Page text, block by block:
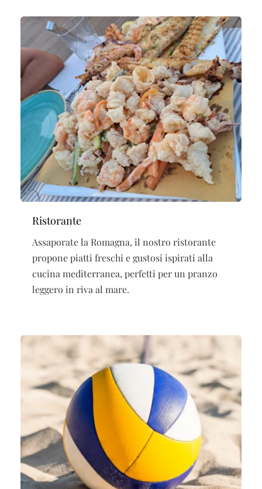
Ristorante
Assaporate la Romagna, il nostro ristorante
propone piatti freschi e gustosi ispirati alla
cucina mediterranea, perfetti per un pranzo
leggero in riva al mare.